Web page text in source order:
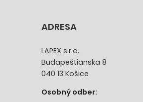
ADRESA
LAPEX s.r.o.
Budapeštianska 8
040 13 Košice
Osobný odber: